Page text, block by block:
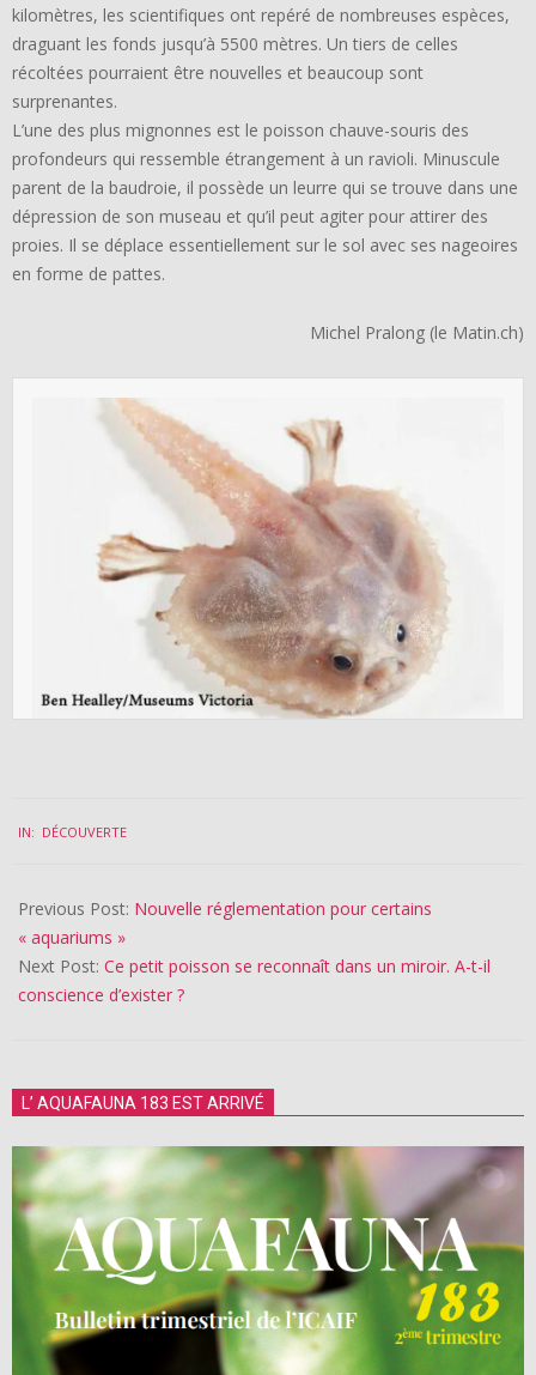
kilomètres, les scientifiques ont repéré de nombreuses espèces,
draguant les fonds jusqu’à 5500 mètres. Un tiers de celles
récoltées pourraient être nouvelles et beaucoup sont
surprenantes.
L’une des plus mignonnes est le poisson chauve-souris des
profondeurs qui ressemble étrangement à un ravioli. Minuscule
parent de la baudroie, il possède un leurre qui se trouve dans une
dépression de son museau et qu’il peut agiter pour attirer des
proies. Il se déplace essentiellement sur le sol avec ses nageoires
en forme de pattes.
Michel Pralong (le Matin.ch)
01-
IN: DÉCOUVERTE
Previous Post: Nouvelle réglementation pour certains
« aquariums »
Next Post: Ce petit poisson se reconnaît dans un miroir. A-t-il
conscience d’exister ?
L’ AQUAFAUNA 183 EST ARRIVÉ